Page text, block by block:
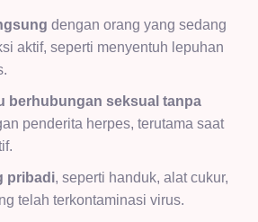
dengan orang yang sedang
aktif, seperti menyentuh lepuhan
berhubungan seksual tanpa
penderita herpes, terutama saat
pribadi, seperti handuk, alat cukur,
telah terkontaminasi virus.